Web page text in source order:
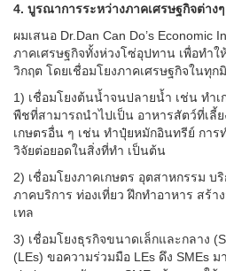
4. บูรณาการระหว่างภาคเศรษฐกิจต่างๆ
ผมเสนอ Dr.Dan Can Do’s Economic
ภาคเศรษฐกิจทั้งห่วงโซ่อุปทาน เพื่อทำ
วิกฤต โดยเชื่อมโยงภาคเศรษฐกิจในทุก
1) เชื่อมโยงต้นน้ำจนปลายน้ำ เช่น ทำ
พืชที่สามารถนำไปเป็น อาหารสัตว์ที่เลี้
เกษตรอื่น ๆ เช่น ทำปุ๋ยหมักอินทรีย์ การ
วิจัยต่อยอดในสิ่งที่ทำ เป็นต้น
2) เชื่อมโยงภาคเกษตร อุตสาหกรรม
ภาคบริการ ท่องเที่ยว ฝึกทำอาหาร สร้
เทล
3) เชื่อมโยงธุรกิจขนาดเล็กและกลาง
(LEs) ขอความร่วมมือ LEs ดึง SMEs